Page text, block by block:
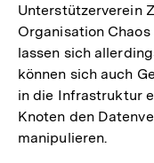
Unterstützerverein
Organisation
lassen sich
können sich auch
in die Infrastruktur
Knoten den
manipulieren.